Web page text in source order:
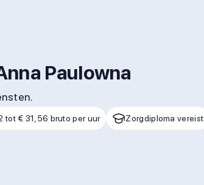
Paulowna
tot € 31,56 bruto per uur Zorgdiploma vereist